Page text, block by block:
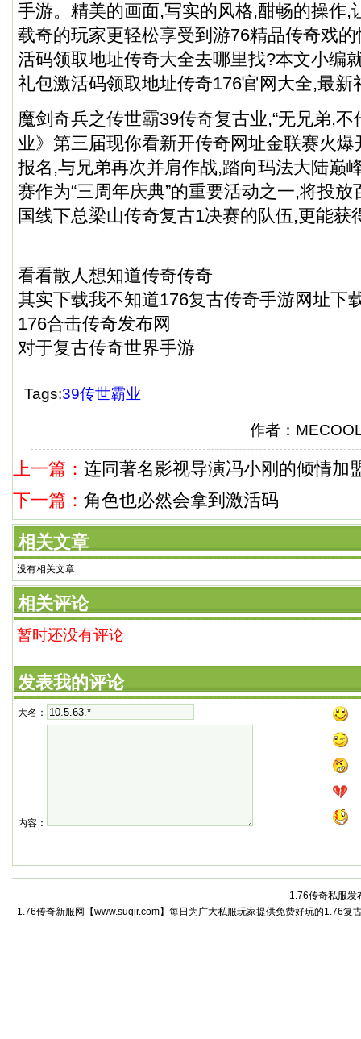
手游。精美的画面,写实的风格,酣畅的操作,
载奇的玩家更轻松享受到游76精品传奇戏
活码领取地址传奇大全去哪里找?本文小编
礼包激活码领取地址传奇176官网大全,最新
魔剑奇兵之传世霸39传奇复古业,“无兄弟,不
业》第三届现你看新开传奇网址金联赛火
报名,与兄弟再次并肩作战,踏向玛法大陆巅
赛作为“三周年庆典”的重要活动之一,将投
国线下总梁山传奇复古1决赛的队伍,更能获
看看散人想知道传奇传奇
其实下载我不知道176复古传奇手游网址下
176合击传奇发布网
对于复古传奇世界手游
Tags:39传世霸业
作者：
上一篇： 连同著名影视导演冯小刚的倾情加
下一篇： 角色也必然会拿到激活码
相关文章
没有相关文章
相关评论
暂时还没有评论
发表我的评论
大名：
内容：
1.76传奇私服发
1.76传奇新服网【www.suqir.com】每日为广大私服玩家提供免费好玩的1.76